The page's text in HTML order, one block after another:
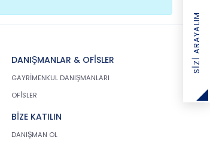
SIZI ARAYALIM
DANIŞMANLAR & OFİSLER
GAYRİMENKUL DANIŞMANLARI
OFİSLER
BİZE KATILIN
DANIŞMAN OL